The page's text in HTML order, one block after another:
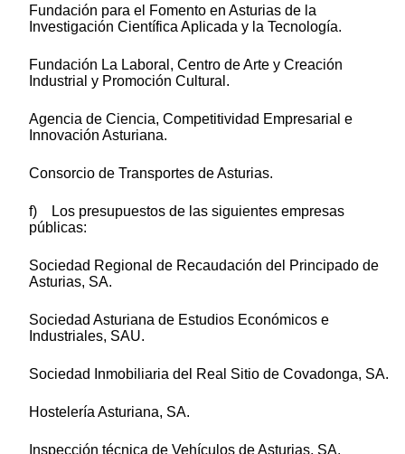
Fundación para el Fomento en Asturias de la
Investigación Científica Aplicada y la Tecnología.
Fundación La Laboral, Centro de Arte y Creación
Industrial y Promoción Cultural.
Agencia de Ciencia, Competitividad Empresarial e
Innovación Asturiana.
Consorcio de Transportes de Asturias.
f) Los presupuestos de las siguientes empresas
públicas:
Sociedad Regional de Recaudación del Principado de
Asturias, SA.
Sociedad Asturiana de Estudios Económicos e
Industriales, SAU.
Sociedad Inmobiliaria del Real Sitio de Covadonga, SA.
Hostelería Asturiana, SA.
Inspección técnica de Vehículos de Asturias, SA.